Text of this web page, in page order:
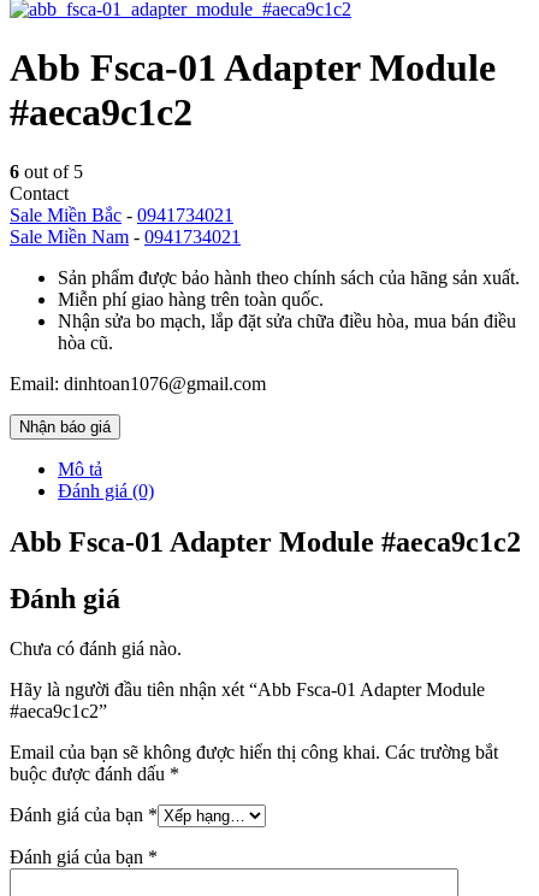
Abb Fsca-01 Adapter Module
#aeca9c1c2
6 out of 5
Contact
Sale Miền Bắc - 0941734021
Sale Miền Nam - 0941734021
Sản phẩm được bảo hành theo chính sách của hãng sản xuất.
Miễn phí giao hàng trên toàn quốc.
Nhận sửa bo mạch, lắp đặt sửa chữa điều hòa, mua bán điều
hòa cũ.
Email: dinhtoan1076@gmail.com
Nhận báo giá
Mô tả
Đánh giá (0)
Abb Fsca-01 Adapter Module #aeca9c1c2
Đánh giá
Chưa có đánh giá nào.
Hãy là người đầu tiên nhận xét “Abb Fsca-01 Adapter Module
#aeca9c1c2”
Email của bạn sẽ không được hiển thị công khai. Các trường bắt
buộc được đánh dấu *
Đánh giá của bạn *
Đánh giá của bạn *